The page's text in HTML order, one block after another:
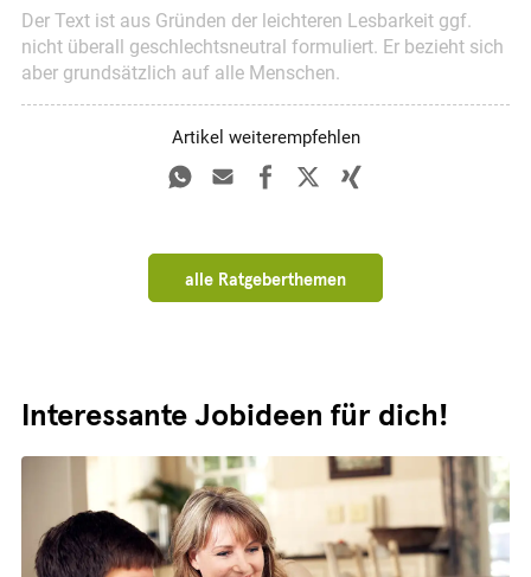
Der Text ist aus Gründen der leichteren Lesbarkeit ggf.
nicht überall geschlechts­neutral formuliert. Er bezieht sich
aber grundsätzlich auf alle Menschen.
Artikel weiterempfehlen
alle Ratgeberthemen
Interessante Jobideen für dich!